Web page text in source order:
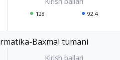
128 92.4
Baxmal tumani